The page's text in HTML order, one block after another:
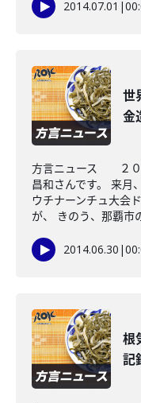
2014.07.01 |
世
金
方言ニュース ２０
昌和さんです。 来月
ウチナーンチュ大会
が、 きのう、那覇市
2014.06.30 |
根
記